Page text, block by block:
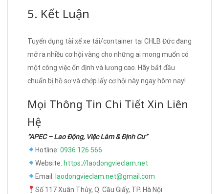
5. Kết Luận
Tuyển dụng tài xế xe tải/container tại CHLB Đức đang
mở ra nhiều cơ hội vàng cho những ai mong muốn có
một công việc ổn định và lương cao. Hãy bắt đầu
chuẩn bị hồ sơ và chớp lấy cơ hội này ngay hôm nay!
Mọi Thông Tin Chi Tiết Xin Liên
Hệ
“APEC – Lao Động, Việc Làm & Định Cư”
Hotline: 0936 126 566
Website: https://laodongvieclam.net
Email: laodongvieclam.net@gmail.com
Số 117 Xuân Thủy, Q. Cầu Giấy, TP. Hà Nội